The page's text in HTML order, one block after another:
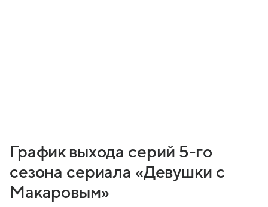
График выхода серий 5-го
сезона сериала «Девушки с
Макаровым»